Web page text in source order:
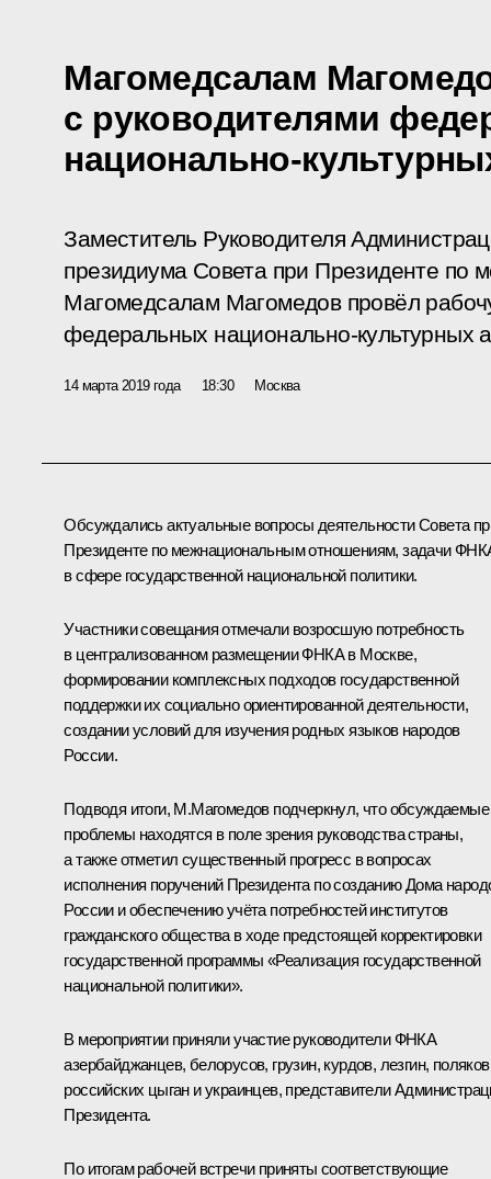
Магомедсалам
с руководителями
национально-
Заместитель Руководителя
президиума Совета при Президенте
Магомедсалам Магомедов провёл
федеральных национально-культурных
14 марта 2019 года 18:30 Москва
Обсуждались актуальные вопросы деятельности Совета
Президенте по межнациональным отношениям, задачи
в сфере государственной национальной политики.
Участники совещания отмечали возросшую потребность
в централизованном размещении ФНКА в Москве,
формировании комплексных подходов государственной
поддержки их социально ориентированной деятельности,
создании условий для изучения родных языков народов
России.
Подводя итоги, М.Магомедовподчеркнул, что обсуждаемые
проблемы находятся в поле зрения руководства страны,
а также отметил существенный прогресс в вопросах
исполнения поручений Президента по созданию Дома
России и обеспечению учёта потребностей институтов
гражданского общества в ходе предстоящей корректировки
государственной программы «Реализация государственной
национальной политики».
В мероприятии приняли участие руководители ФНКА
азербайджанцев, белорусов, грузин, курдов, лезгин,
российских цыган и украинцев, представители
Президента.
По итогам рабочей встречи приняты соответствующие